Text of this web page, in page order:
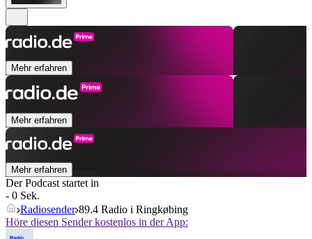
Mehr erfahren
Mehr erfahren
Mehr erfahren
Der Podcast startet in
- 0 Sek.
Radiosender 89.4 Radio i Ringkøbing
Höre diesen Sender kostenlos in der App: